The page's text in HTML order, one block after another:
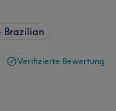
Brazilian
Verifizierte Bewertung